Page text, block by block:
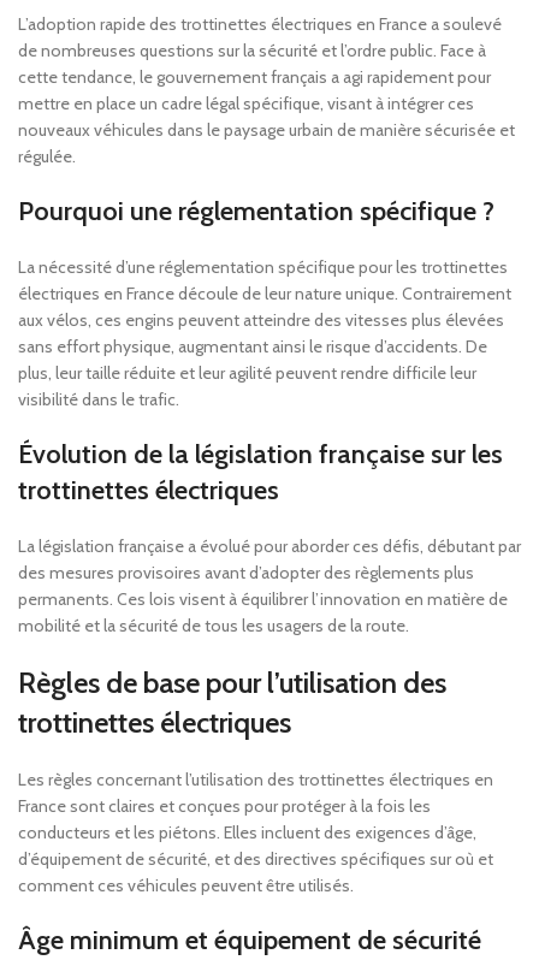
L’adoption rapide des trottinettes électriques en France a soulevé
de nombreuses questions sur la sécurité et l’ordre public. Face à
cette tendance, le gouvernement français a agi rapidement pour
mettre en place un cadre légal spécifique, visant à intégrer ces
nouveaux véhicules dans le paysage urbain de manière sécurisée et
régulée.
Pourquoi une réglementation spécifique ?
La nécessité d’une réglementation spécifique pour les trottinettes
électriques en France découle de leur nature unique. Contrairement
aux vélos, ces engins peuvent atteindre des vitesses plus élevées
sans effort physique, augmentant ainsi le risque d’accidents. De
plus, leur taille réduite et leur agilité peuvent rendre difficile leur
visibilité dans le trafic.
Évolution de la législation française sur les
trottinettes électriques
La législation française a évolué pour aborder ces défis, débutant par
des mesures provisoires avant d’adopter des règlements plus
permanents. Ces lois visent à équilibrer l’innovation en matière de
mobilité et la sécurité de tous les usagers de la route.
Règles de base pour l’utilisation des
trottinettes électriques
Les règles concernant l’utilisation des trottinettes électriques en
France sont claires et conçues pour protéger à la fois les
conducteurs et les piétons. Elles incluent des exigences d’âge,
d’équipement de sécurité, et des directives spécifiques sur où et
comment ces véhicules peuvent être utilisés.
Âge minimum et équipement de sécurité